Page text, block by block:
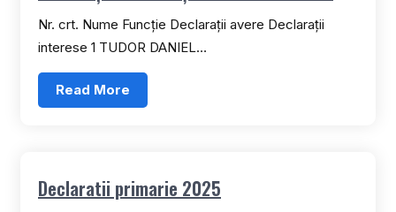
Nr. crt. Nume Funcție Declarații avere Declarații
interese 1 TUDOR DANIEL…
Read More
Declaratii primarie 2025